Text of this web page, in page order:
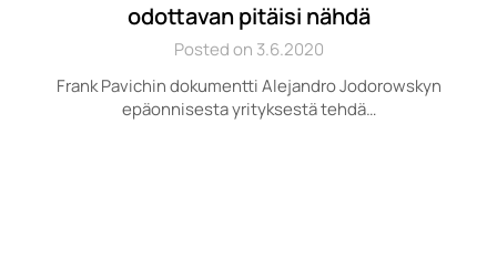
odottavan pitäisi nähdä
Posted on 3.6.2020
Frank Pavichin dokumentti Alejandro Jodorowskyn
epäonnisesta yrityksestä tehdä…